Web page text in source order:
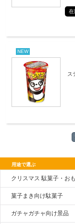
在
NEW
ス
用途で選ぶ
クリスマス 駄菓子・お
菓子まき向け駄菓子
ガチャガチャ向け景品